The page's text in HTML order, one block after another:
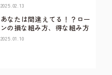
2025.02.13
あなたは間違えてる！？ロー
ンの損な組み方、得な組み方
2025.01.10